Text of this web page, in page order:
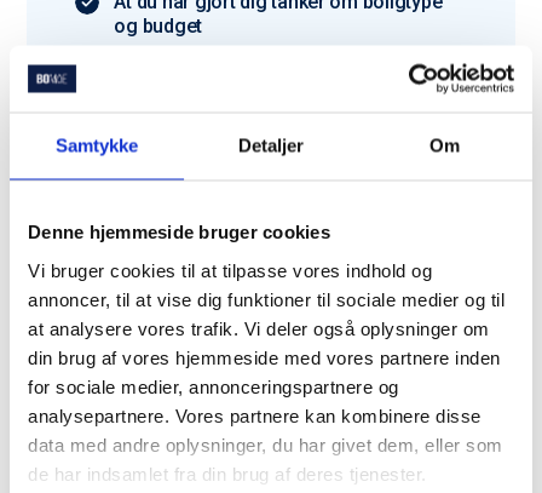
Samtykke Detaljer Om
Denne hjemmeside bruger cookies
Vi bruger cookies til at tilpasse vores indhold og
annoncer, til at vise dig funktioner til sociale medier og til
at analysere vores trafik. Vi deler også oplysninger om
din brug af vores hjemmeside med vores partnere inden
for sociale medier, annonceringspartnere og
analysepartnere. Vores partnere kan kombinere disse
data med andre oplysninger, du har givet dem, eller som
de har indsamlet fra din brug af deres tjenester.
og budget
Har du ikke alt klar? Bare rolig – vi hjælper dig
Du er langt fra den eneste
der bruger Bomae
Trustpilot